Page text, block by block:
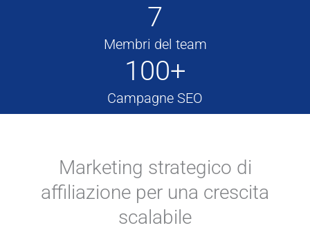
7
Membri del team
100+
Campagne SEO
Marketing strategico di
affiliazione per una crescita
scalabile